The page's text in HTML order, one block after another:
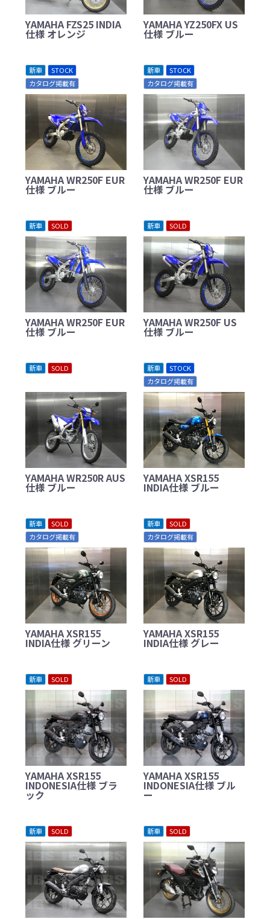
YAMAHA FZS25 INDIA
仕様 オレンジ
YAMAHA YZ250FX US
仕様 ブルー
新車
STOCK
カタログ掲載有
YAMAHA WR250F EUR
仕様 ブルー
新車
STOCK
カタログ掲載有
YAMAHA WR250F EUR
仕様 ブルー
新車 SOLD
YAMAHA WR250F EUR
仕様 ブルー
新車 SOLD
YAMAHA WR250F US
仕様 ブルー
新車 SOLD
YAMAHA WR250R AUS
仕様 ブルー
新車
STOCK
カタログ掲載有
YAMAHA XSR155
INDIA仕様 ブルー
新車
SOLD
カタログ掲載有
YAMAHA XSR155
INDIA仕様 グリーン
新車
SOLD
カタログ掲載有
YAMAHA XSR155
INDIA仕様 グレー
新車 SOLD
YAMAHA XSR155
INDONESIA仕様 ブラ
ック
新車 SOLD
YAMAHA XSR155
INDONESIA仕様 ブル
ー
新車 SOLD 新車 SOLD